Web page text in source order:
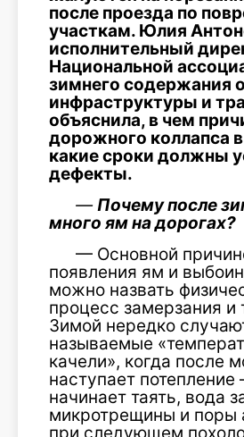
после проезда по
участкам. Юлия
исполнительный
Национальной
зимнего содержания
инфраструктуры и
объяснила, в чем
дорожного коллапса
какие сроки должны
дефекты.
—Почему после
много ям на дорогах?
— Основной
появления ям и
можно назвать
процесс замерзания и
Зимой нередко
называемые
качели», когда после
наступает потепление
начинает таять, вода
микротрещины и поры